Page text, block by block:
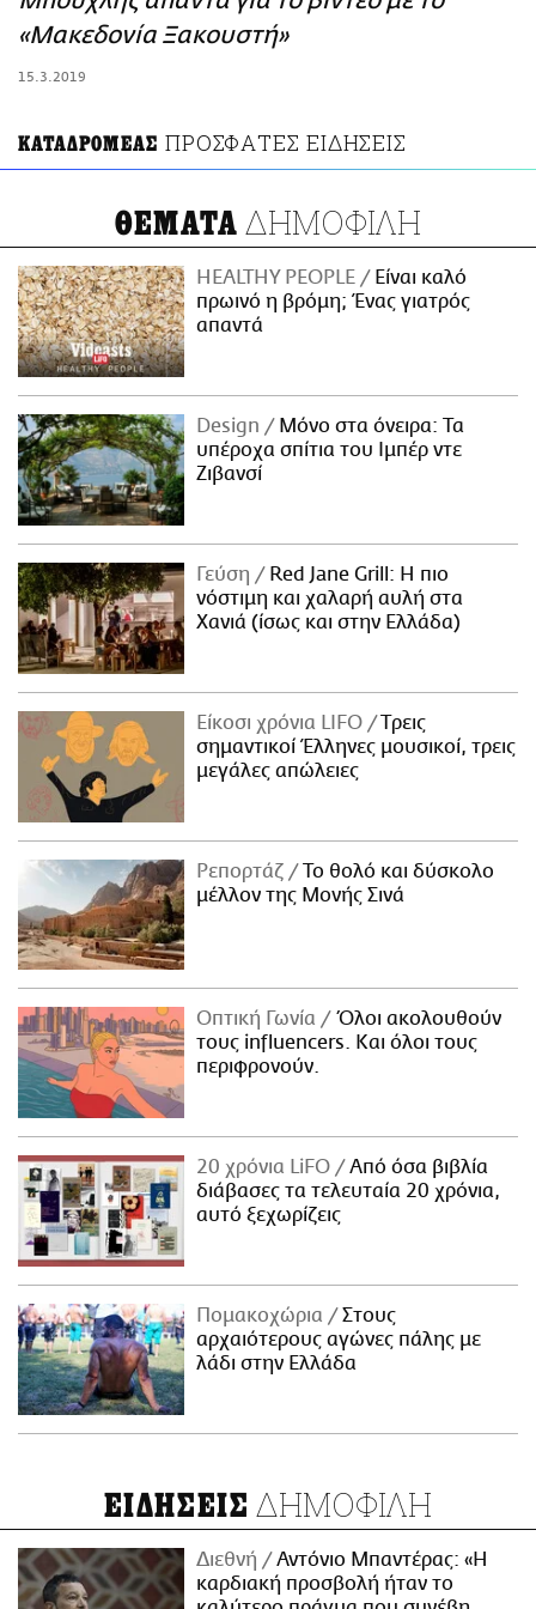
ΑΜΠΑ
«Μακεδονία Ξακουστή»
15.3.2019
ΚΑΤΑΔΡΟΜΕΑΣ ΠΡΟΣΦΑΤΕΣ ΕΙΔΗΣΕΙΣ
ΘΕΜΑΤΑ ΔΗΜΟΦΙΛΗ
HEALTHY PEOPLE
Είναι καλό
πρωινό η βρόμη; Ένας γιατρός
απαντά
Design
Μόνο στα όνειρα: Τα
υπέροχα σπίτια του Ιμπέρ ντε
Ζιβανσί
Γεύση
Red Jane Grill: Η πιο
νόστιμη και χαλαρή αυλή στα
Χανιά (ίσως και στην Ελλάδα)
Είκοσι χρόνια LIFO
Tρεις
σημαντικοί Έλληνες μουσικοί, τρεις
μεγάλες απώλειες
Ρεπορτάζ
Το θολό και δύσκολο
μέλλον της Μονής Σινά
Οπτική Γωνία
Όλοι ακολουθούν
τους influencers. Και όλοι τους
περιφρονούν.
20 χρόνια LiFO
Από όσα βιβλία
διάβασες τα τελευταία 20 χρόνια,
αυτό ξεχωρίζεις
Πομακοχώρια
Στους
αρχαιότερους αγώνες πάλης με
λάδι στην Ελλάδα
ΕΙΔΗΣΕΙΣ ΔΗΜΟΦΙΛΗ
Διεθνή
Αντόνιο Μπαντέρας: «Η
καρδιακή προσβολή ήταν το